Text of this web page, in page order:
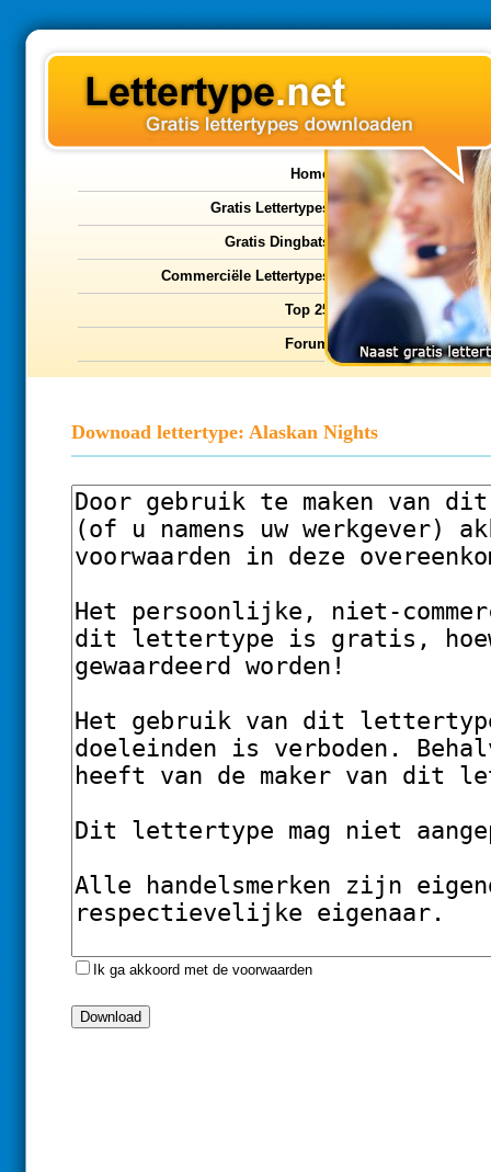
Home
Gratis Lettertypes
Gratis Dingbats
Commerciële Lettertypes
Top 25
Forum
Downoad lettertype: Alaskan Nights
Ik ga akkoord met de voorwaarden